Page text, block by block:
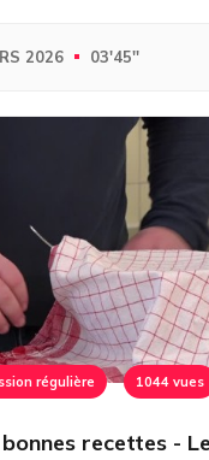
2026 03'45''
régulière 1044 vues
bonnes recettes -